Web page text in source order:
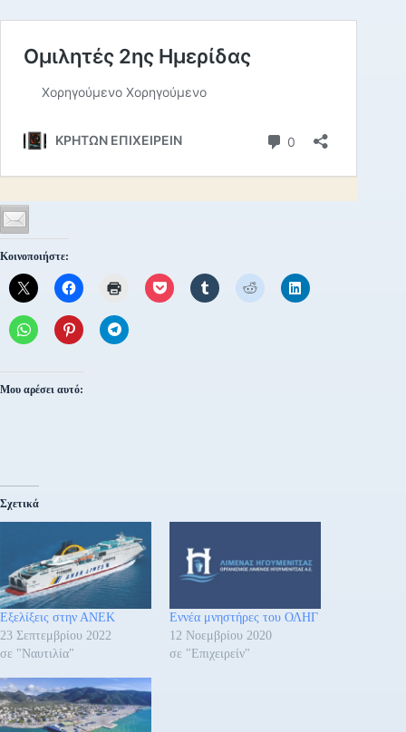
Κοινοποιήστε:
Μου αρέσει αυτό:
Σχετικά
Εξελίξεις στην ΑΝΕΚ
23 Σεπτεμβρίου 2022
σε "Ναυτιλία"
Εννέα μνηστήρες του ΟΛΗΓ
12 Νοεμβρίου 2020
σε "Επιχειρείν"